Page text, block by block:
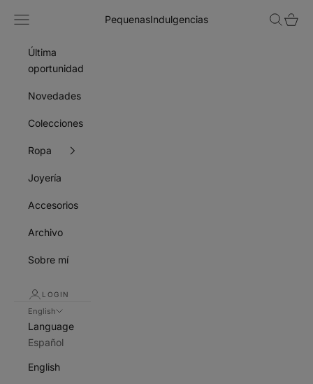
PequenasIndulgencias
Navigation menu Search
Cart
Última
oportunidad
Novedades
Colecciones
Ropa
Joyería
Accesorios
Archivo
Sobre mí
LOGIN
English
Language
Español
English